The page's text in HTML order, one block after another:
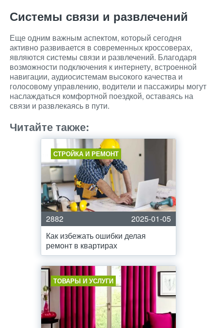
Системы связи и развлечений
Еще одним важным аспектом, который сегодня
активно развивается в современных кроссоверах,
являются системы связи и развлечений. Благодаря
возможности подключения к интернету, встроенной
навигации, аудиосистемам высокого качества и
голосовому управлению, водители и пассажиры могут
наслаждаться комфортной поездкой, оставаясь на
связи и развлекаясь в пути.
Читайте также:
СТРОЙКА И РЕМОНТ
2882
2025-01-05
Как избежать ошибки делая
ремонт в квартирах
ТОВАРЫ И УСЛУГИ